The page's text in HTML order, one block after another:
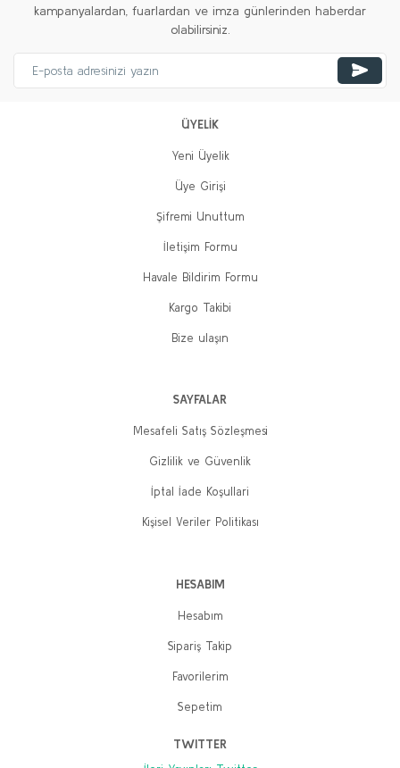
kampanyalardan, fuarlardan ve imza günlerinden haberdar
olabilirsiniz.
ÜYELİK
Yeni Üyelik
Üye Girişi
Şifremi Unuttum
İletişim Formu
Havale Bildirim Formu
Kargo Takibi
Bize ulaşın
SAYFALAR
Mesafeli Satış Sözleşmesi
Gizlilik ve Güvenlik
İptal İade Koşullari
Kişisel Veriler Politikası
HESABIM
Hesabım
Sipariş Takip
Favorilerim
Sepetim
TWITTER